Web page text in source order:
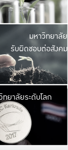
มหาวิ
ค
เปิดประ
และพบเรื่องราวใ
มหาวิทยาลัย
รับผิดชอบต่อสังคม
มหาวิ
เปลี่ยนแปลง แล
เพื่อทำง
ระบบสารสนเทศ
ทยาลัยระดับโลก